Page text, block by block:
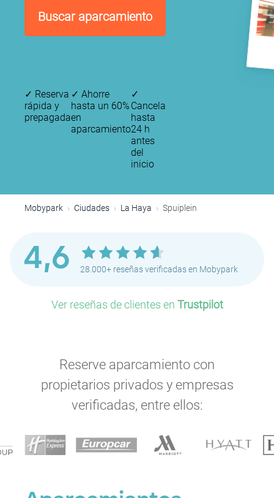
Buscar aparcamiento
✓ Reserva
rápida y
prepagada
✓ Ahorre
hasta un 60%
en
aparcamiento
✓
Cancela
hasta
24 h
antes
del
inicio
Mobypark Ciudades La Haya Spuiplein
4,6 28.000+ reseñas verificadas en Mobypark
Ver reseñas de clientes en Trustpilot
Reserve aparcamiento con
propietarios privados y empresas
verificadas, entre ellos: